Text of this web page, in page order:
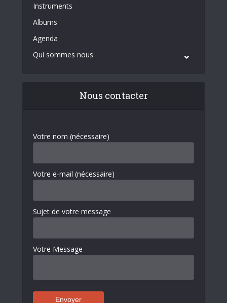
Instruments
Albums
Agenda
Qui sommes nous
Nous contacter
Votre nom (nécessaire)
Votre e-mail (nécessaire)
Sujet de votre message
Votre Message